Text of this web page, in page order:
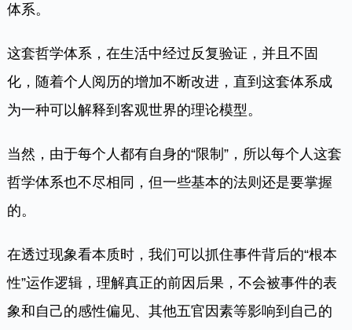
体系。
这套哲学体系，在生活中经过反复验证，并且不固
化，随着个人阅历的增加不断改进，直到这套体系成
为一种可以解释到客观世界的理论模型。
当然，由于每个人都有自身的“限制”，所以每个人这套
哲学体系也不尽相同，但一些基本的法则还是要掌握
的。
在透过现象看本质时，我们可以抓住事件背后的“根本
性”运作逻辑，理解真正的前因后果，不会被事件的表
象和自己的感性偏见、其他五官因素等影响到自己的